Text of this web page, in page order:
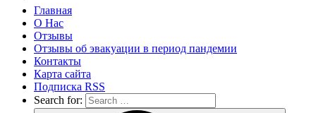
Главная
О Нас
Отзывы
Отзывы об эвакуации в период пандемии
Контакты
Карта сайта
Подписка RSS
Search for: